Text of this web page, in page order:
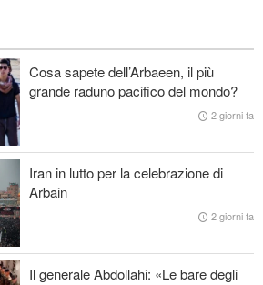
intenzione di raggiungere la pace
Gli Stati Uniti hanno quasi esaurito i
la guerra
tra Iran e Oman sullo Stretto di
la capitale dello Yemen
Cosa sapete dell’Arbaeen, il più
grande raduno pacifico del mondo?
2 giorni fa
Iran in lutto per la celebrazione di
Arbain
2 giorni fa
Il generale Abdollahi: «Le bare degli